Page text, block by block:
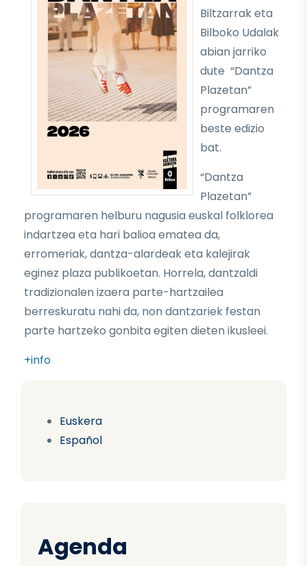
Euskera
Español
Agenda
Biltzarrak eta
Bilboko Udalak
abian jarriko
dute “Dantza
Plazetan”
programaren
beste edizio
bat.
“Dantza
Plazetan”
programaren helburu nagusia euskal folklorea
indartzea eta hari balioa ematea da,
erromeriak, dantza-alardeak eta kalejirak
eginez plaza publikoetan. Horrela, dantzaldi
tradizionalen izaera parte-hartzailea
berreskuratu nahi da, non dantzariek festan
parte hartzeko gonbita egiten dieten ikusleei.
+info